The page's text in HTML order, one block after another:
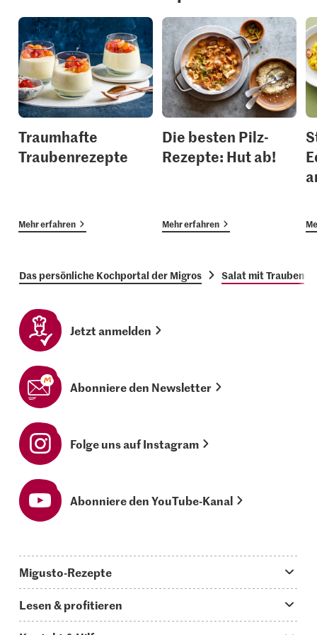
Traumhafte
Traubenrezepte
Mehr erfahren
Die besten Pilz-
Rezepte: Hut ab!
Mehr erfahren
Das persönliche Kochportal der Migros Salat mit Trauben
Jetzt anmelden
Abonniere den Newsletter
Folge uns auf Instagram
Abonniere den YouTube-Kanal
Migusto-Rezepte
Was koche ich heute?
Lesen & profitieren